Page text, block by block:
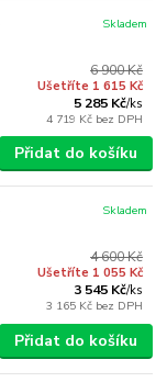
6 900 Kč
Ušetříte 1 615 Kč
5 285 Kč/ks
4 719 Kč bez DPH
Skladem
Přidat do košíku
4 600 Kč
Ušetříte 1 055 Kč
3 545 Kč/ks
3 165 Kč bez DPH
Skladem
Přidat do košíku